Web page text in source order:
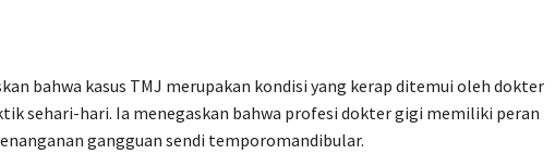
bahwa kasus TMJ merupakan kondisi yang kerap ditemui oleh dokter
sehari-hari. Ia menegaskan bahwa profesi dokter gigi memiliki peran
gangguan sendi temporomandibular.